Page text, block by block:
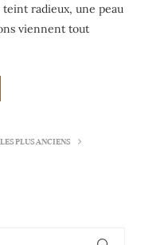
teint radieux, une peau
viennent tout
PLUS ANCIENS